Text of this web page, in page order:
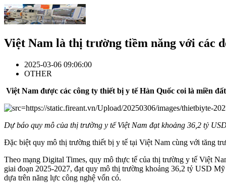
Việt Nam là thị trường tiềm năng với các
2025-03-06 09:06:00
OTHER
Việt Nam được các công ty thiết bị y tế Hàn Quốc coi là miền
Dự báo quy mô của thị trường y tế Việt Nam đạt khoảng 36,2 tỷ
Đặc biệt quy mô thị trường thiết bị y tế tại Việt Nam cùng với tăng
Theo mạng Digital Times, quy mô thực tế của thị trường y tế Việt
giai đoạn 2025-2027, đạt quy mô thị trường khoảng 36,2 tỷ USD
dựa trên năng lực công nghệ vốn có.